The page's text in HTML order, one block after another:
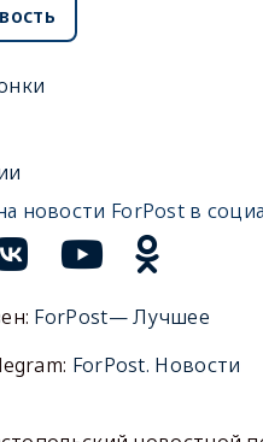
новости ForPost в
ForPost— Лучшее
ForPost. Новости